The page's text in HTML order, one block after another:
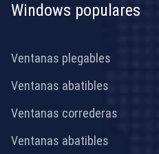
Windows populares
Ventanas plegables
Ventanas abatibles
Ventanas correderas
Ventanas abatibles